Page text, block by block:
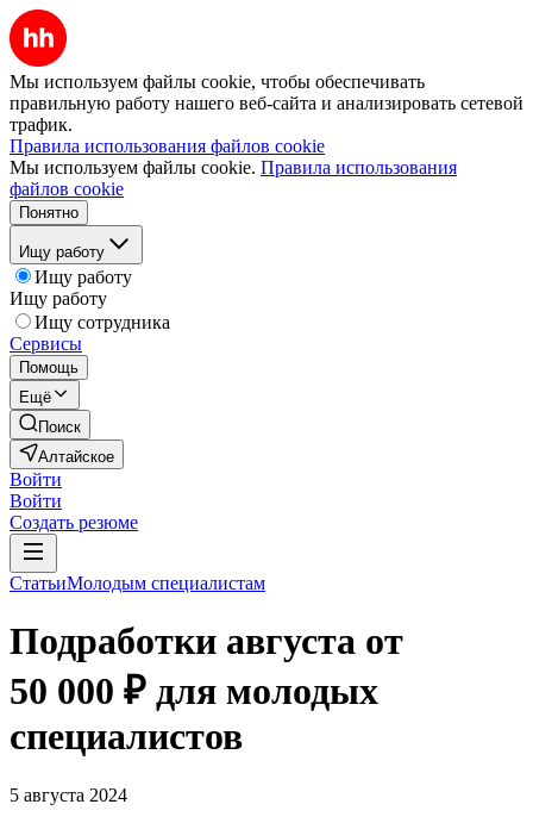
Мы используем файлы cookie, чтобы обеспечивать
правильную работу нашего веб-сайта и анализировать сетевой
трафик.
Правила использования файлов cookie
Мы используем файлы cookie. Правила использования
файлов cookie
Понятно
Ищу работу
Ищу работу
Ищу работу
Ищу сотрудника
Сервисы
Помощь
Ещё
Поиск
Алтайское
Войти
Войти
Создать резюме
СтатьиМолодым специалистам
Подработки августа от
50 000 ₽ для молодых
специалистов
5 августа 2024